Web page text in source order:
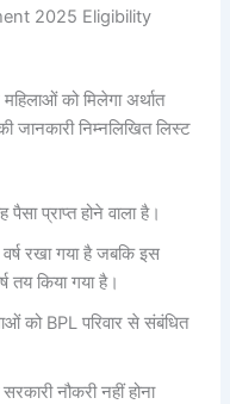
2025 Eligibility
को मिलेगा अर्थात
जानकारी निम्नलिखित लिस्ट
प्राप्त होने वाला है।
रखा गया है जबकि इस
तय किया गया है।
को BPL परिवार से संबंधित
नौकरी नहीं होना